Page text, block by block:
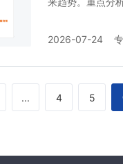
2026-07-24
... 4 5